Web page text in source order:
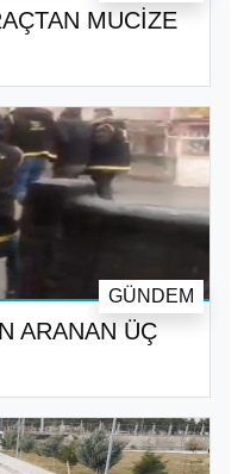
MUCİZE
ARANAN ÜÇ
GÜNDEM